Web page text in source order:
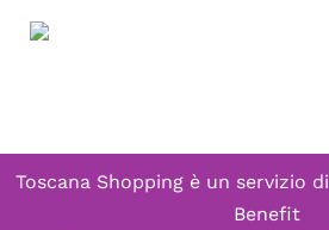
Toscana Shopping è un servizio di
Benefit